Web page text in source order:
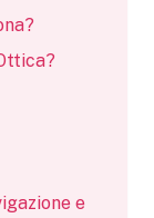
e